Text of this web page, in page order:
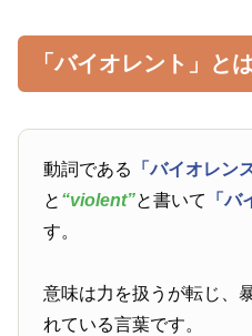
「バイオレント」と
動詞である 「バイオレン
と “violent”と書いて 「バ
す。
意味は力を扱うが転じ、
れている言葉です。